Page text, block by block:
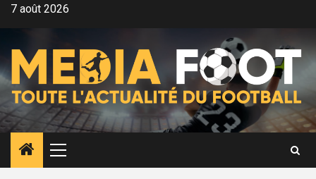
Aller7 août 2026
Menu
principal